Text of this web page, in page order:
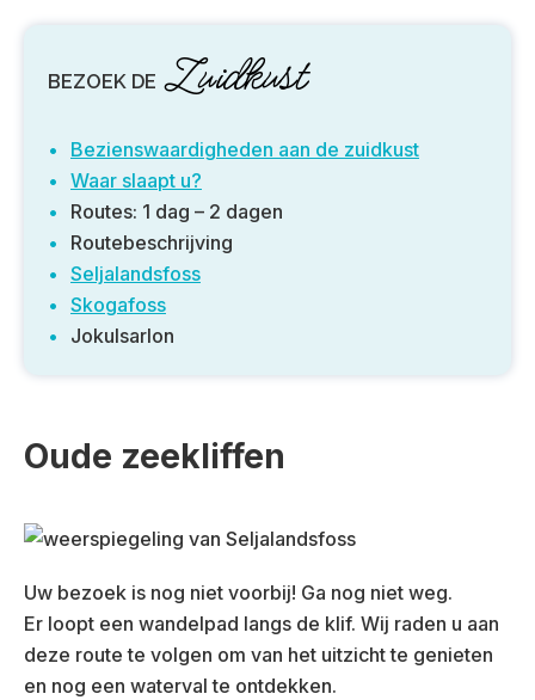
BEZOEK DE Zuidkust
Bezienswaardigheden aan de zuidkust
Waar slaapt u?
Routes: 1 dag – 2 dagen
Routebeschrijving
Seljalandsfoss
Skogafoss
Jokulsarlon
Oude zeekliffen
Uw bezoek is nog niet voorbij! Ga nog niet weg.
Er loopt een wandelpad langs de klif. Wij raden u aan
deze route te volgen om van het uitzicht te genieten
en nog een waterval te ontdekken.